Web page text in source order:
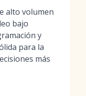
alto volumen
bajo
y
para la
más